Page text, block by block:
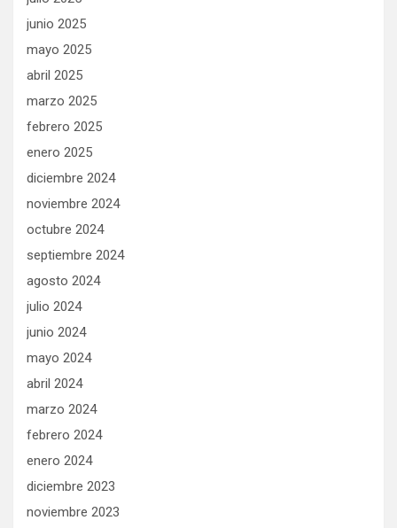
junio 2025
mayo 2025
abril 2025
marzo 2025
febrero 2025
enero 2025
diciembre 2024
noviembre 2024
octubre 2024
septiembre 2024
agosto 2024
julio 2024
junio 2024
mayo 2024
abril 2024
marzo 2024
febrero 2024
enero 2024
diciembre 2023
noviembre 2023